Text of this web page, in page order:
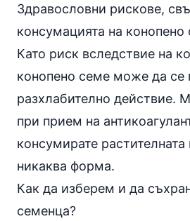
Здравословни рискове,
консумацията на конопено
Като риск вследствие на
конопено семе може да се
разхлабително действие.
при прием на
консумирате растителната
никаква форма.
Как да изберем и да
семенца?